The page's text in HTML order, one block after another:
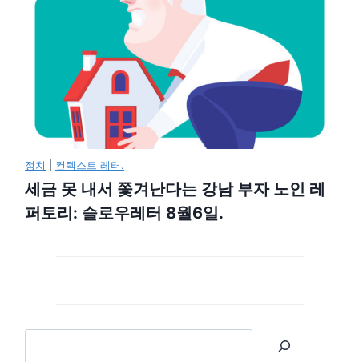
정치 컨텍스트 레터.
세금 못 내서 쫓겨난다는 강남 부자 노인 레
퍼토리: 슬로우레터 8월6일.